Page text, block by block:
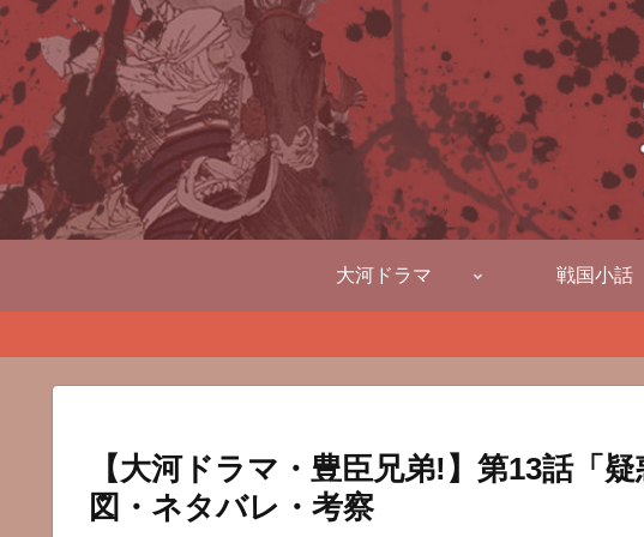
大河ドラマ 戦国小話
【大河ドラマ・豊臣兄弟!】第13話「
図・ネタバレ・考察